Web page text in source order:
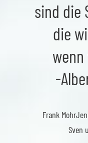
sind die
die
-
Frank Mohr
Sven